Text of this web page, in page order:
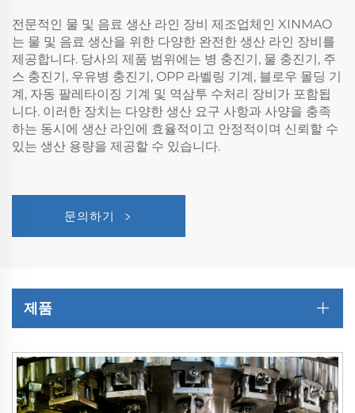
전문적인 물 및 음료 생산 라인 장비 제조업체인 XINMAO
는 물 및 음료 생산을 위한 다양한 완전한 생산 라인 장비를
제공합니다. 당사의 제품 범위에는 병 충진기, 물 충진기, 주
스 충진기, 우유병 충진기, OPP 라벨링 기계, 블로우 몰딩 기
계, 자동 팔레타이징 기계 및 역삼투 수처리 장비가 포함됩
니다. 이러한 장치는 다양한 생산 요구 사항과 사양을 충족
하는 동시에 생산 라인에 효율적이고 안정적이며 신뢰할 수
있는 생산 용량을 제공할 수 있습니다.
문의하기
제품